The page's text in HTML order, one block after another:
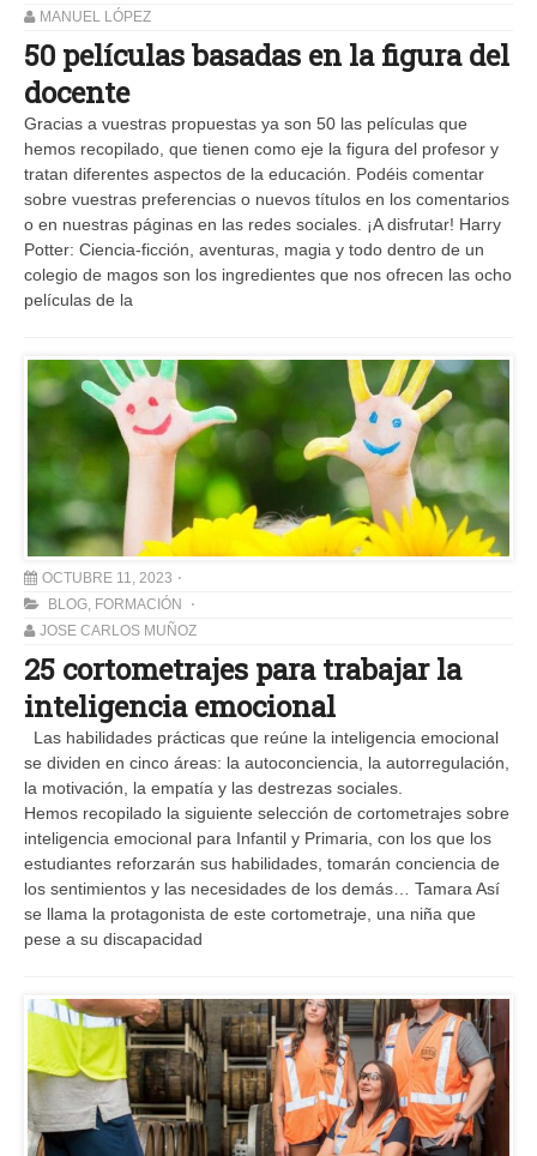
MANUEL LÓPEZ
50 películas basadas en la figura del
docente
Gracias a vuestras propuestas ya son 50 las películas que
hemos recopilado, que tienen como eje la figura del profesor y
tratan diferentes aspectos de la educación. Podéis comentar
sobre vuestras preferencias o nuevos títulos en los comentarios
o en nuestras páginas en las redes sociales. ¡A disfrutar! Harry
Potter: Ciencia-ficción, aventuras, magia y todo dentro de un
colegio de magos son los ingredientes que nos ofrecen las ocho
películas de la
OCTUBRE 11, 2023
BLOG FORMACIÓN
JOSE CARLOS MUÑOZ
25 cortometrajes para trabajar la
inteligencia emocional
Las habilidades prácticas que reúne la inteligencia emocional
se dividen en cinco áreas: la autoconciencia, la autorregulación,
la motivación, la empatía y las destrezas sociales.
Hemos recopilado la siguiente selección de cortometrajes sobre
inteligencia emocional para Infantil y Primaria, con los que los
estudiantes reforzarán sus habilidades, tomarán conciencia de
los sentimientos y las necesidades de los demás… Tamara Así
se llama la protagonista de este cortometraje, una niña que
pese a su discapacidad